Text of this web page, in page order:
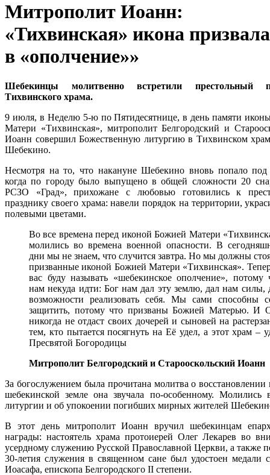
Митрополит Иоанн:
«Тихвинская» икона
в «ополчение»»
Шебекинцы молитвенно встретили престольный
Тихвинского храма.
9 июля, в Неделю 5-ю по Пятидесятнице, в день памяти
Матери «Тихвинская», митрополит Белгородский и
Иоанн совершил Божественную литургию в Тихвинском
Шебекино.
Несмотря на то, что накануне Шебекино вновь попало под
когда по городу было выпущено в общей сложности 20
РСЗО «Град», прихожане с любовью готовились к
празднику своего храма: навели порядок на территории,
полевыми цветами.
Во все времена перед иконой Божией Матери
молились во времена военной опасности. В
дни мы не знаем, что случится завтра. Но мы должны
призванные иконой Божией Матери «Тихвинская».
вас буду называть «шебекинское ополчение», потому
нам некуда идти: Бог нам дал эту землю, дал нам силы,
возможности реализовать себя. Мы сами способны
защитить, потому что призваны Божией Матерью. И
никогда не отдаст своих дочерей и сыновей на
тем, кто пытается посягнуть на Её удел, а этот храм –
Пресвятой Богородицы
Митрополит Белгородский и Старооскольский Иоанн
За богослужением была прочитана молитва о
шебекинской земле она звучала по-особенному. Молились
литургии и об упокоении погибших мирных жителей
В этот день митрополит Иоанн вручил шебекинцам
награды: настоятель храма протоиерей Олег Лекарев во
усердному служению Русской Православной Церкви, а также
30-летия служения в священном сане был удостоен медали
Иоасафа, епископа Белгородского II степени.